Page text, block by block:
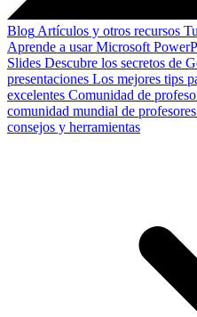
Blog Artículos y otros recursos
Aprende a usar Microsoft
Slides Descubre los secretos de
presentaciones Los mejores tips
excelentes Comunidad de
comunidad mundial de
consejos y herramientas